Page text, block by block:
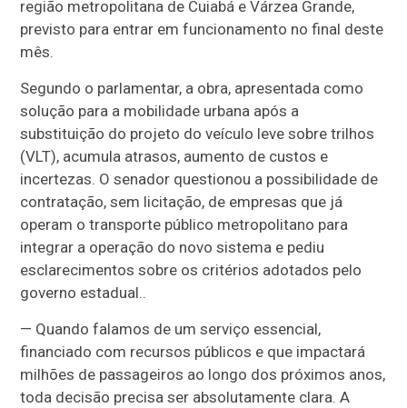
região metropolitana de Cuiabá e Várzea Grande,
previsto para entrar em funcionamento no final deste
mês.
Segundo o parlamentar, a obra, apresentada como
solução para a mobilidade urbana após a
substituição do projeto do veículo leve sobre trilhos
(VLT), acumula atrasos, aumento de custos e
incertezas. O senador questionou a possibilidade de
contratação, sem licitação, de empresas que já
operam o transporte público metropolitano para
integrar a operação do novo sistema e pediu
esclarecimentos sobre os critérios adotados pelo
governo estadual..
— Quando falamos de um serviço essencial,
financiado com recursos públicos e que impactará
milhões de passageiros ao longo dos próximos anos,
toda decisão precisa ser absolutamente clara. A